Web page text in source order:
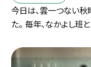
今日は、雲一つない秋
た。 毎年、なかよし班